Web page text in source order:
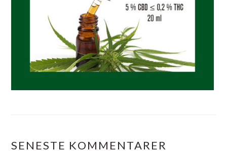
SENESTE KOMMENTARER